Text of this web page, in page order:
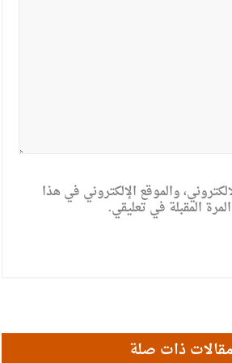
والموقع الإلكتروني في هذا
المقبلة في تعليقي.
مقالات ذات صلة